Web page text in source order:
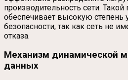
производительность сети.
обеспечивает высокую степень
безопасности, так как сеть не
отказа.
Механизм динамической
данных